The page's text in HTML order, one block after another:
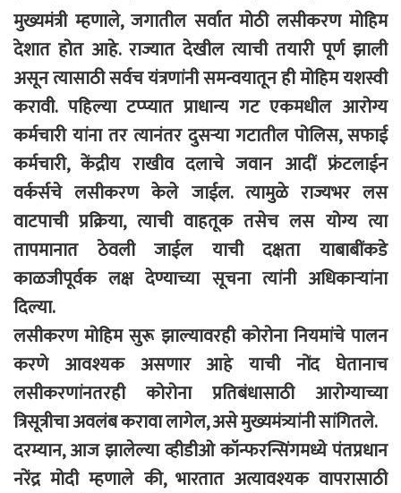
मुख्यमंत्री म्हणाले, जगातील सर्वात मोठी लसीकरण मोहिम
देशात होत आहे. राज्यात देखील त्याची तयारी पूर्ण झाली
असून त्यासाठी सर्वच यंत्रणांनी समन्वयातून ही मोहिम यशस्वी
करावी. पहिल्या टप्प्यात प्राधान्य गट एकमधील आरोग्य
कर्मचारी यांना तर त्यानंतर दुसऱ्या गटातील पोलिस, सफाई
कर्मचारी, केंद्रीय राखीव दलाचे जवान आदीं फ्रंटलाईन
वर्कर्सचे लसीकरण केले जाईल. त्यामुळे राज्यभर लस
वाटपाची प्रक्रिया, त्याची वाहतूक तसेच लस योग्य त्या
तापमानात ठेवली जाईल याची दक्षता याबाबींकडे
काळजीपूर्वक लक्ष देण्याच्या सूचना त्यांनी अधिकाऱ्यांना
दिल्या.
लसीकरण मोहिम सुरू झाल्यावरही कोरोना नियमांचे पालन
करणे आवश्यक असणार आहे याची नोंद घेतानाच
लसीकरणांनतरही कोरोना प्रतिबंधासाठी आरोग्याच्या
त्रिसूत्रीचा अवलंब करावा लागेल, असे मुख्यमंत्र्यांनी सांगितले.
दरम्यान, आज झालेल्या व्हीडीओ कॉन्फरन्सिंगमध्ये पंतप्रधान
नरेंद्र मोदी म्हणाले की, भारतात अत्यावश्यक वापरासाठी